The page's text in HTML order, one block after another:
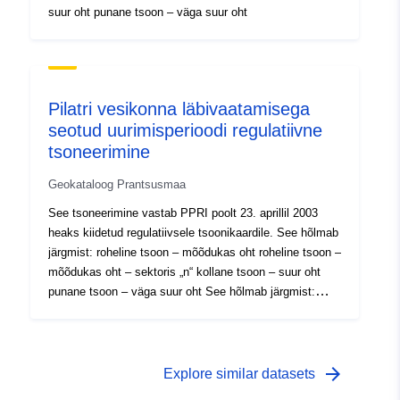
suur oht punane tsoon – väga suur oht
Pilatri vesikonna läbivaatamisega
seotud uurimisperioodi regulatiivne
tsoneerimine
Geokataloog Prantsusmaa
See tsoneerimine vastab PPRI poolt 23. aprillil 2003
heaks kiidetud regulatiivsele tsoonikaardile. See hõlmab
järgmist: roheline tsoon – mõõdukas oht roheline tsoon –
mõõdukas oht – sektoris „n“ kollane tsoon – suur oht
punane tsoon – väga suur oht See hõlmab järgmist:
PPRI poolt 23. aprillil 2003 heaks kiidetud regulatiivsele
Explore similar datasets arrow_forward